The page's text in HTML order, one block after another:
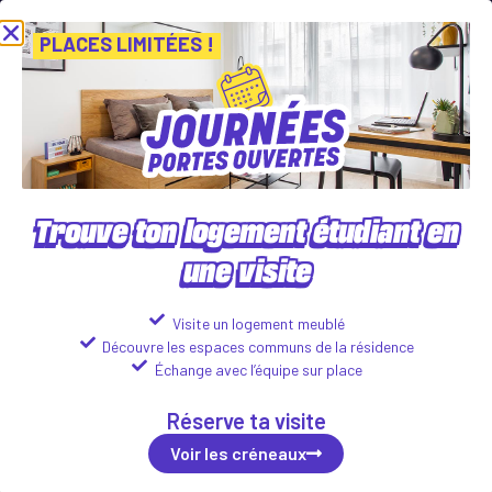
Ouvertes ! Inscris-toi vite ! PLACES LIMITÉES Viens
Voir les créneaux
CAMPUS KURSUS
120, Boulevard de Vanteaux, 87000 Limoges
Logements disponibles :
PLACES LIMITÉES !
Trouve ton logement étudiant en
une visite
Visite un logement meublé
Découvre les espaces communs de la résidence
Échange avec l’équipe sur place
Réserve ta visite
Voir les créneaux